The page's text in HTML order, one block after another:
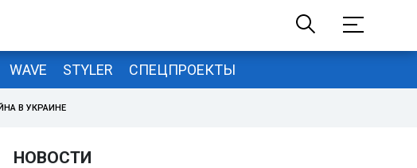
WAVE STYLER СПЕЦПРОЕКТЫ
В УКРАИНЕ
НОВОСТИ